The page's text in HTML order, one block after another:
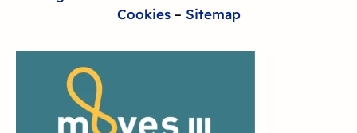
Cookies– Sitemap